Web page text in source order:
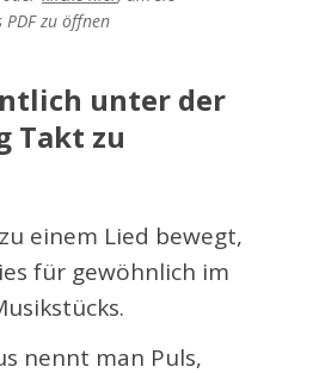
PDFzu öffnen
unter der
Takt zu
einem Lied bewegt,
für gewöhnlich im
nennt man Puls,